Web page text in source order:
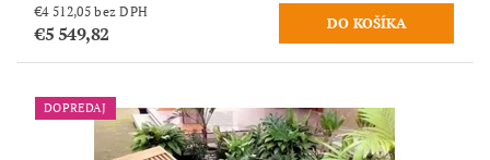
€4 512,05 bez DPH
€5 549,82
DOPREDAJ